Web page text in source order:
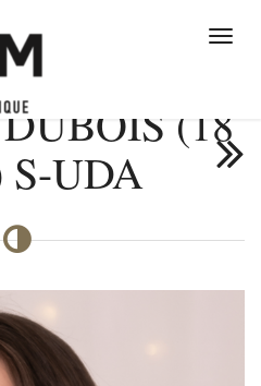
(18
S-UDA